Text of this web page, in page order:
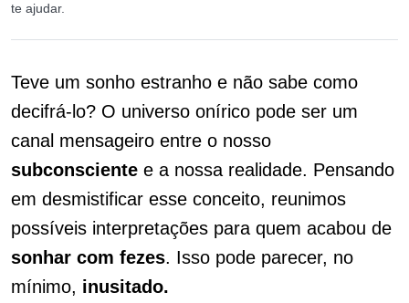
te ajudar.
Teve um sonho estranho e não sabe como
decifrá-lo? O universo onírico pode ser um
canal mensageiro entre o nosso
subconsciente e a nossa realidade. Pensando
em desmistificar esse conceito, reunimos
possíveis interpretações para quem acabou de
sonhar com fezes. Isso pode parecer, no
mínimo, inusitado.